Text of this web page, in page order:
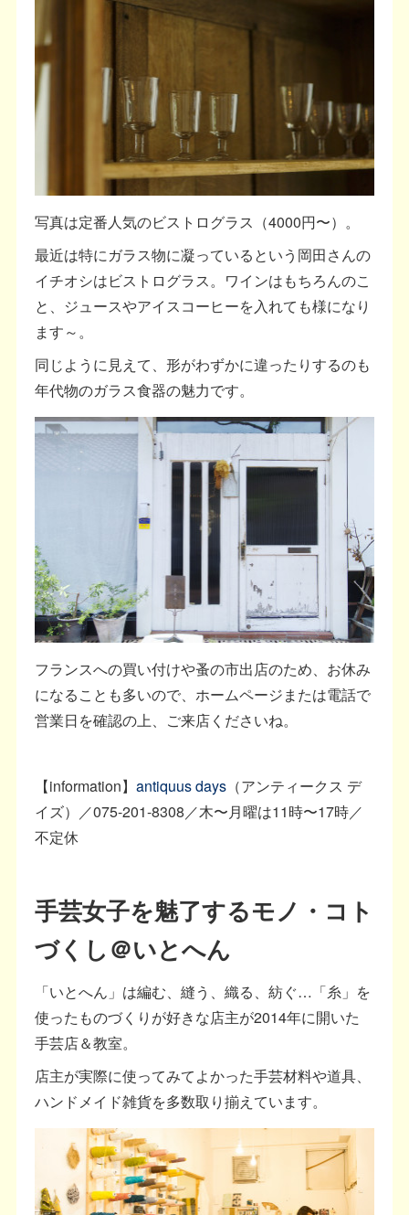
写真は定番人気のビストログラス（4000円〜）。
最近は特にガラス物に凝っているという岡田さんの
イチオシはビストログラス。ワインはもちろんのこ
と、ジュースやアイスコーヒーを入れても様になり
ます～。
同じように見えて、形がわずかに違ったりするのも
年代物のガラス食器の魅力です。
フランスへの買い付けや蚤の市出店のため、お休み
になることも多いので、ホームページまたは電話で
営業日を確認の上、ご来店くださいね。
【information】antiquus days （アンティークス デ
イズ）／075-201-8308／木〜月曜は11時〜17時／
不定休
手芸女子を魅了するモノ・コト
づくし＠いとへん
「いとへん」は編む、縫う、織る、紡ぐ…「糸」を
使ったものづくりが好きな店主が2014年に開いた
手芸店＆教室。
店主が実際に使ってみてよかった手芸材料や道具、
ハンドメイド雑貨を多数取り揃えています。